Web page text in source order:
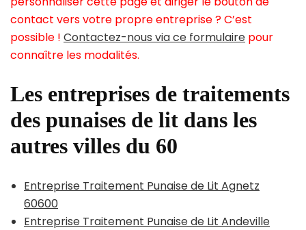
contact vers votre propre entreprise ? C’est
possible ! Contactez-nous via ce formulaire pour
connaître les modalités.
Les entreprises de traitements
des punaises de lit dans les
autres villes du 60
Entreprise Traitement Punaise de Lit Agnetz
60600
Entreprise Traitement Punaise de Lit Andeville